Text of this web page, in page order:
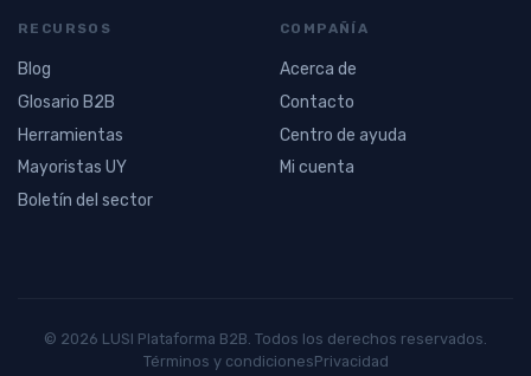
RECURSOS
Blog
Glosario B2B
Herramientas
Mayoristas UY
Boletín del sector
COMPAÑÍA
Acerca de
Contacto
Centro de ayuda
Mi cuenta
© 2026 LUSI Plataforma B2B. Todos los derechos reservados.
Términos y condicionesPrivacidad